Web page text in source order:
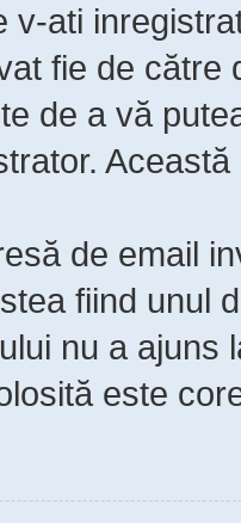
v-ati
fie de
de a vă
de email
fiind unul
nu a ajuns
este